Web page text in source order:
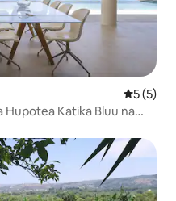
5 (5)
Hupotea Katika Bluu na